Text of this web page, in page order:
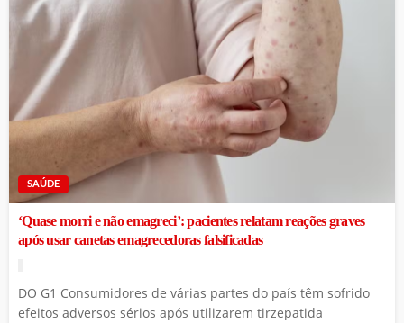
SAÚDE
‘Quase morri e não emagreci’: pacientes relatam reações graves
após usar canetas emagrecedoras falsificadas
DO G1 Consumidores de várias partes do país têm sofrido
efeitos adversos sérios após utilizarem tirzepatida